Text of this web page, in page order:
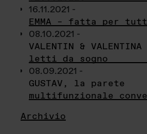
16.11.2021 -
EMMA – fatta per
08.10.2021 -
VALENTIN &
letti da sogno
08.09.2021 -
GUSTAV, la parete
multifunzionale
Archivio